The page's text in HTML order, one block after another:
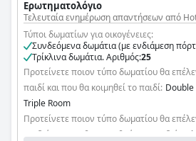
Ερωτηματολόγιο
Τελευταία ενημέρωση απαντήσεων από
Τύποι δωματίων για οικογένειες:
Συνδεόμενα δωμάτια (με ενδιάμεση
Τρίκλινα δωμάτια. Αριθμός:25
Προτείνετε ποιον τύπο δωματίου θα
παιδί και που θα κοιμηθεί το παιδί:
Triple Room
Προτείνετε ποιον τύπο δωματίου θα
παιδιά και που θα κοιμηθούν τα παιδιά: